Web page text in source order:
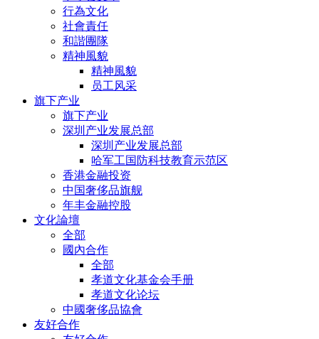
行為文化
社會責任
和諧團隊
精神風貌
精神風貌
员工风采
旗下产业
旗下产业
深圳产业发展总部
深圳产业发展总部
哈军工国防科技教育示范区
香港金融投资
中国奢侈品旗舰
年丰金融控股
文化論壇
全部
國內合作
全部
孝道文化基金会手册
孝道文化论坛
中國奢侈品協會
友好合作